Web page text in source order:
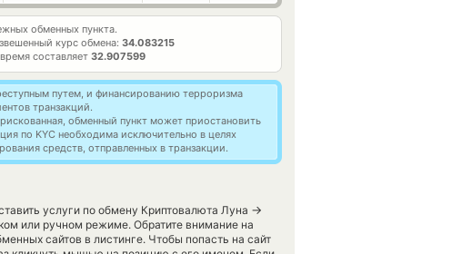
обменных пункта.
курс обмена: 34.083215
составляет 32.907599
путем, и финансированию терроризма
транзакций.
обменный пункт может приостановить
по KYC необходима исключительно в целях
средств, отправленных в транзакции.
услуги по обмену Криптовалюта Луна →
или ручном режиме. Обратите внимание на
сайтов в листинге. Чтобы попасть на сайт